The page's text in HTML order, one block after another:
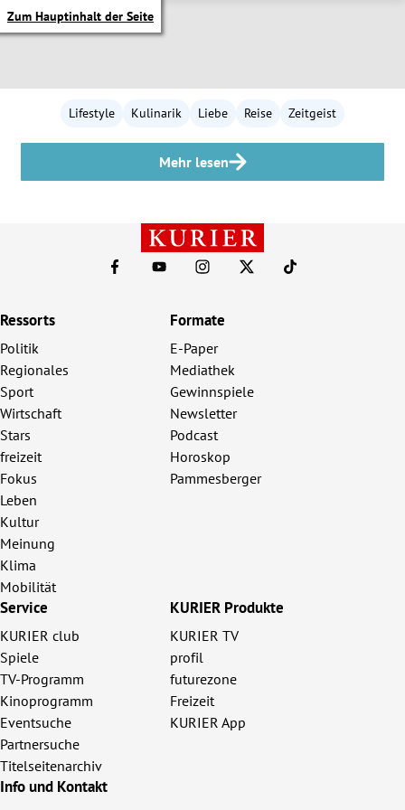
Zum Hauptinhalt der Seite
Untermenü
Untermenü
Untermenü
Untermenü
Untermenü
Untermenü
Untermenü
Untermenü
Untermenü
Untermenü
Lifestyle Kulinarik Liebe Reise Zeitgeist
Mehr lesen
Ressorts
Politik
Regionales
Sport
Wirtschaft
Stars
freizeit
Fokus
Leben
Kultur
Meinung
Klima
Mobilität
Formate
E-Paper
Mediathek
Gewinnspiele
Newsletter
Podcast
Horoskop
Pammesberger
Service
KURIER club
Spiele
TV-Programm
Kinoprogramm
Eventsuche
Partnersuche
Titelseitenarchiv
KURIER Produkte
KURIER TV
profil
futurezone
Freizeit
KURIER App
Info und Kontakt